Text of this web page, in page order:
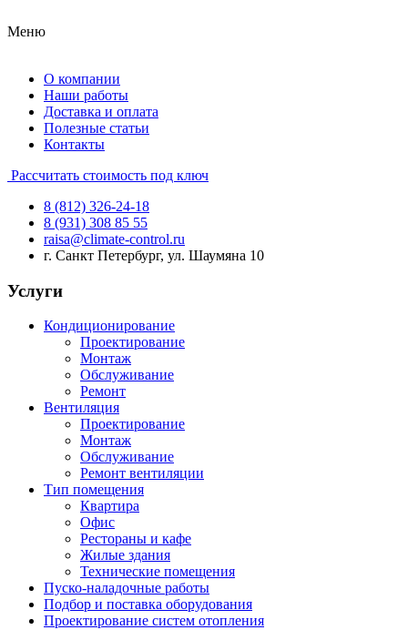
Меню
О компании
Наши работы
Доставка и оплата
Полезные статьи
Контакты
Рассчитать стоимость под ключ
8 (812) 326-24-18
8 (931) 308 85 55
raisa@climate-control.ru
г. Санкт Петербург, ул. Шаумяна 10
Услуги
Кондиционирование
Проектирование
Монтаж
Обслуживание
Ремонт
Вентиляция
Проектирование
Монтаж
Обслуживание
Ремонт вентиляции
Тип помещения
Квартира
Офис
Рестораны и кафе
Жилые здания
Технические помещения
Пуско-наладочные работы
Подбор и поставка оборудования
Проектирование систем отопления